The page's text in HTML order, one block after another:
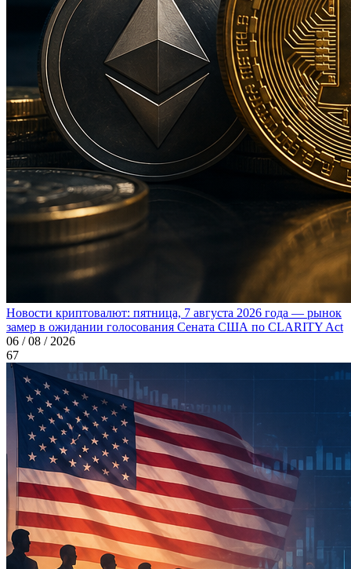
Новости криптовалют: пятница, 7 августа 2026 года — рынок
замер в ожидании голосования Сената США по CLARITY Act
06 / 08 / 2026
67